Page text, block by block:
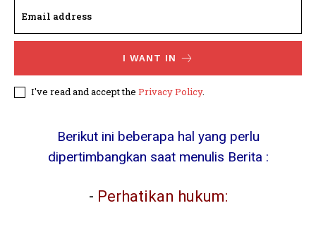
I WANT IN
I've read and accept the Privacy Policy.
Berikut ini beberapa hal yang perlu
dipertimbangkan saat menulis Berita :
- Perhatikan hukum: